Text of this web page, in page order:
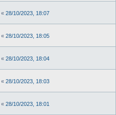
« 28/10/2023, 18:07
« 28/10/2023, 18:05
« 28/10/2023, 18:04
« 28/10/2023, 18:03
« 28/10/2023, 18:01